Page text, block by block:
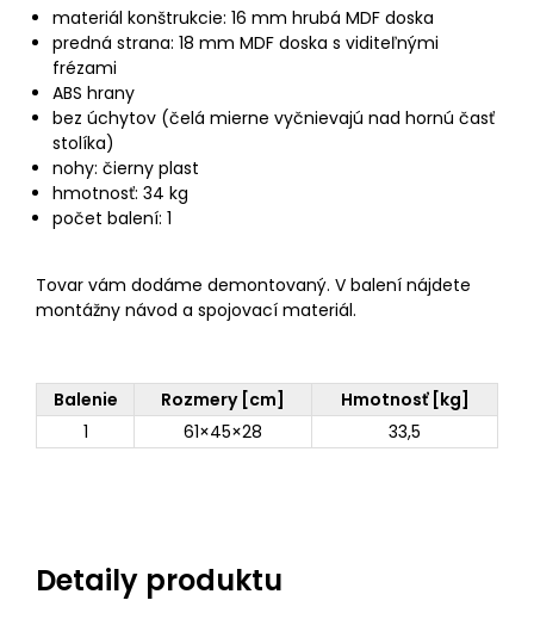
materiál konštrukcie: 16 mm hrubá MDF doska
predná strana: 18 mm MDF doska s viditeľnými
frézami
ABS hrany
bez úchytov (čelá mierne vyčnievajú nad hornú časť
stolíka)
nohy: čierny plast
hmotnosť: 34 kg
počet balení: 1
Tovar vám dodáme demontovaný. V balení nájdete
montážny návod a spojovací materiál.
Balenie Rozmery [cm]
Hmotnosť [kg]
1
61×45×28 33,5
Detaily produktu